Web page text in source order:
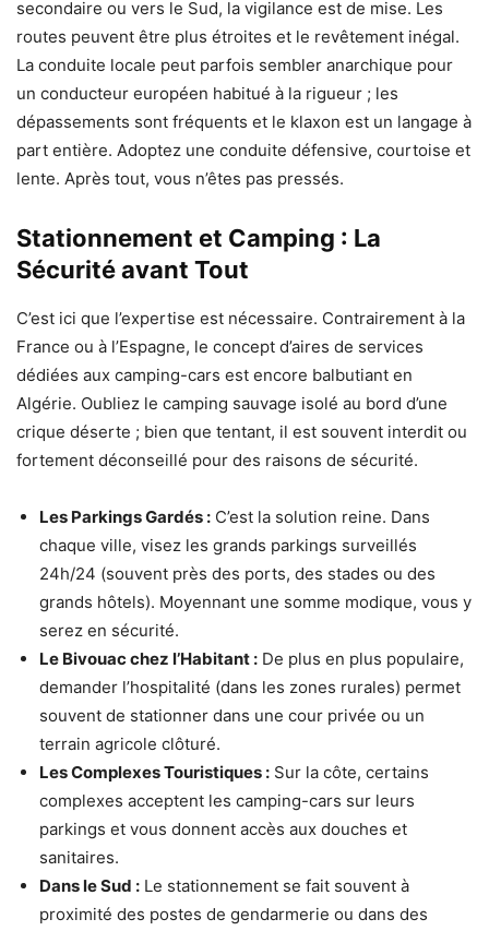
secondaire ou vers le Sud, la vigilance est de mise. Les
routes peuvent être plus étroites et le revêtement inégal.
La conduite locale peut parfois sembler anarchique pour
un conducteur européen habitué à la rigueur ; les
dépassements sont fréquents et le klaxon est un langage à
part entière. Adoptez une conduite défensive, courtoise et
lente. Après tout, vous n’êtes pas pressés.
Stationnement et Camping : La
Sécurité avant Tout
C’est ici que l’expertise est nécessaire. Contrairement à la
France ou à l’Espagne, le concept d’aires de services
dédiées aux camping-cars est encore balbutiant en
Algérie. Oubliez le camping sauvage isolé au bord d’une
crique déserte ; bien que tentant, il est souvent interdit ou
fortement déconseillé pour des raisons de sécurité.
Les Parkings Gardés : C’est la solution reine. Dans
chaque ville, visez les grands parkings surveillés
24h/24 (souvent près des ports, des stades ou des
grands hôtels). Moyennant une somme modique, vous y
serez en sécurité.
Le Bivouac chez l’Habitant : De plus en plus populaire,
demander l’hospitalité (dans les zones rurales) permet
souvent de stationner dans une cour privée ou un
terrain agricole clôturé.
Les Complexes Touristiques : Sur la côte, certains
complexes acceptent les camping-cars sur leurs
parkings et vous donnent accès aux douches et
sanitaires.
Dans le Sud : Le stationnement se fait souvent à
proximité des postes de gendarmerie ou dans des